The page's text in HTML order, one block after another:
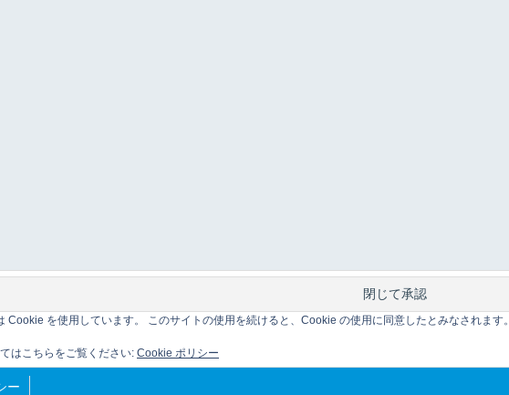
ー
Cookie を使用しています。 このサイトの使用を続けると、Cookie の使用に同意したとみなされます。
はこちらをご覧ください: Cookie ポリシー